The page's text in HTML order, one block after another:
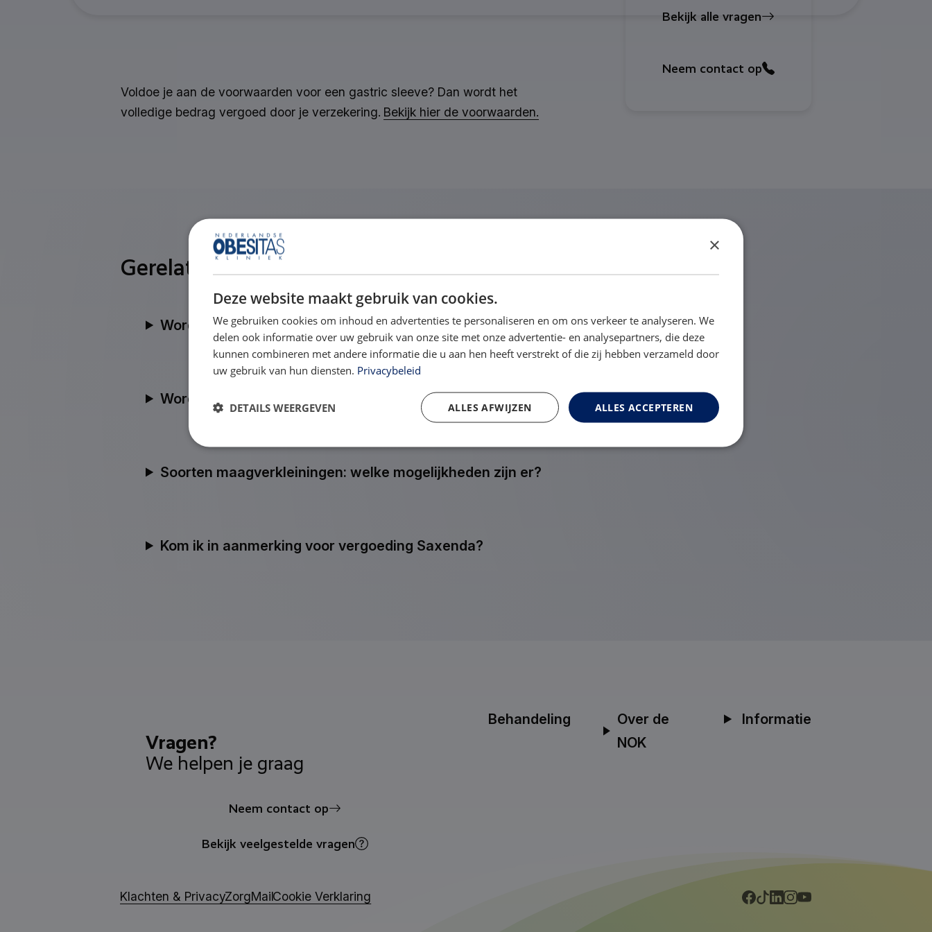
Voldoe je aan de voorwaarden voor een gastric sleeve? Dan wordt het
volledige bedrag vergoed door je verzekering. Bekijk hier de voorwaarden.
Bekijk alle vragen
Neem contact op
Gerelateerde vragen
Wordt een gastric bypass vergoed?
Wordt een SADI vergoed?
Soorten maagverkleiningen: welke mogelijkheden zijn er?
Kom ik in aanmerking voor vergoeding Saxenda?
Vragen?
We helpen je graag
Neem contact op
Bekijk veelgestelde vragen
Behandeling
Over de
NOK
Informatie
Klachten & PrivacyZorgMailCookie Verklaring
×
Deze website maakt gebruik van cookies.
We gebruiken cookies om inhoud en advertenties te personaliseren en om ons verkeer te analyseren. We
delen ook informatie over uw gebruik van onze site met onze advertentie- en analysepartners, die deze
kunnen combineren met andere informatie die u aan hen heeft verstrekt of die zij hebben verzameld door
uw gebruik van hun diensten. Privacybeleid
ALLES ACCEPTEREN
ALLES AFWIJZEN
DETAILS WEERGEVEN